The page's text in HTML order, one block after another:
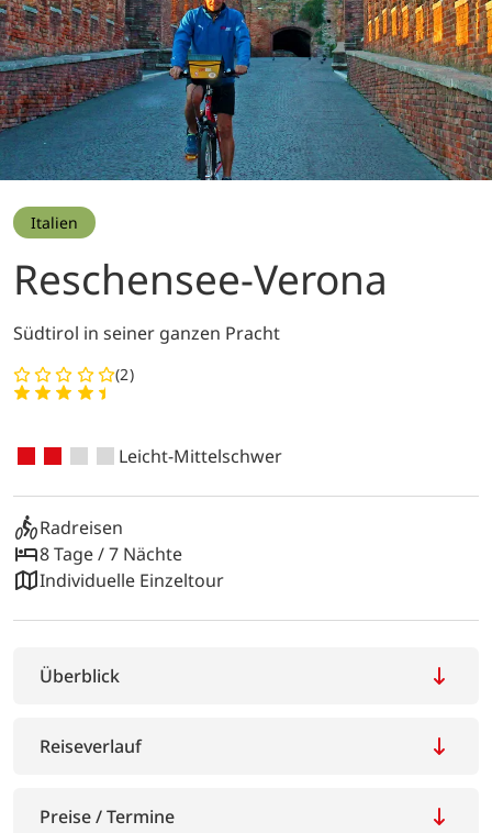
Italien
Reschensee-Verona
Südtirol in seiner ganzen Pracht
(2)
Leicht-Mittelschwer
Radreisen
8 Tage / 7 Nächte
Individuelle Einzeltour
Überblick
Reiseverlauf
Preise / Termine